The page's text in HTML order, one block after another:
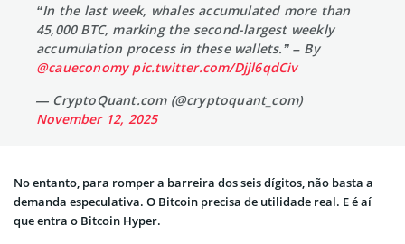
“In the last week, whales accumulated more than
45,000 BTC, marking the second-largest weekly
accumulation process in these wallets.” – By
@caueconomy pic.twitter.com/Djjl6qdCiv
— CryptoQuant.com (@cryptoquant_com)
November 12, 2025
No entanto, para romper a barreira dos seis dígitos, não basta a
demanda especulativa. O Bitcoin precisa de utilidade real. E é aí
que entra o Bitcoin Hyper.